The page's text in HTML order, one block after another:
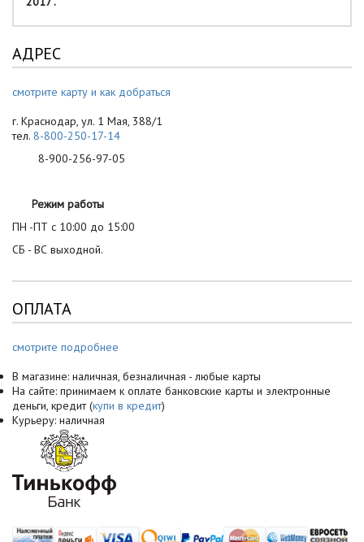
АДРЕС
смотрите карту и как добраться
г. Краснодар, ул. 1 Мая, 388/1
тел. 8-800-250-17-14
8-900-256-97-05
Режим работы
ПН -ПТ с 10:00 до 15:00
СБ - ВС выходной.
ОПЛАТА
смотрите подробнее
В магазине: наличная, безналичная - любые карты
На сайте: принимаем к оплате банковские карты и электронные
деньги, кредит (купи в кредит)
Курьеру: наличная